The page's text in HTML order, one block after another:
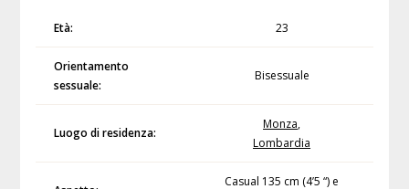
Età: 23
Orientamento
sessuale:
Bisessuale
Luogo di residenza:
Monza,
Lombardia
Casual 135 cm (4’5 “) e